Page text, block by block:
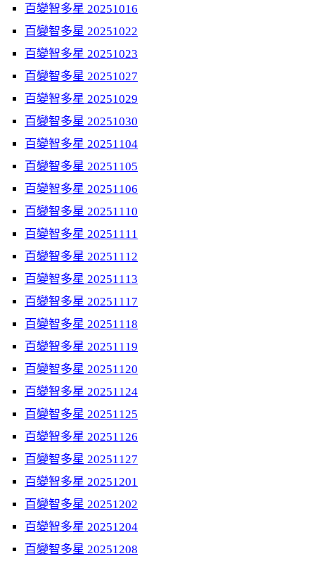
百變智多星 20251016
百變智多星 20251022
百變智多星 20251023
百變智多星 20251027
百變智多星 20251029
百變智多星 20251030
百變智多星 20251104
百變智多星 20251105
百變智多星 20251106
百變智多星 20251110
百變智多星 20251111
百變智多星 20251112
百變智多星 20251113
百變智多星 20251117
百變智多星 20251118
百變智多星 20251119
百變智多星 20251120
百變智多星 20251124
百變智多星 20251125
百變智多星 20251126
百變智多星 20251127
百變智多星 20251201
百變智多星 20251202
百變智多星 20251204
百變智多星 20251208